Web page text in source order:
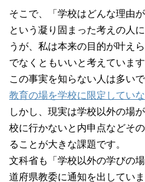
そこで、「学校はどんな理由
という凝り固まった考えの人
うが、私は本来の目的が叶え
でなくともいいと考えています
この事実を知らない人は多いで
教育の場を学校に限定してい
しかし、現実は学校以外の場
校に行かないと内申点などそ
ることが大きな課題です。
文科省も「学校以外の学びの
道府県教委に通知を出していま